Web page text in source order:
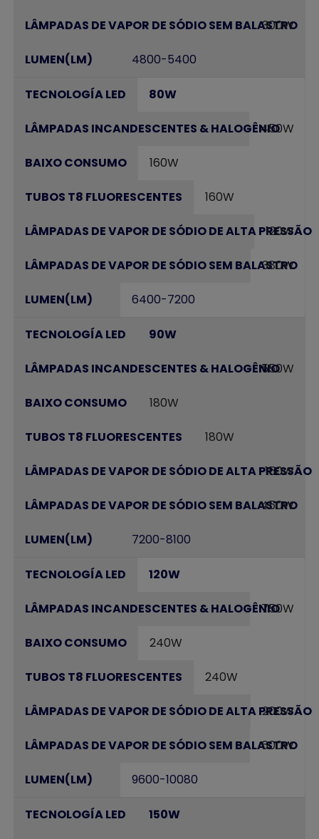
300W
4800-5400
80W
450W
160W
160W
120W
380W
6400-7200
90W
550W
180W
180W
150W
450W
7200-8100
120W
750W
240W
240W
200W
600W
9600-10080
150W